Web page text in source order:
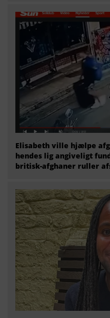
Elisabeth ville hjælpe
hendes lig angiveligt
britisk-afghaner ruller